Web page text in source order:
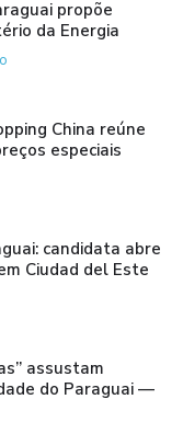
propõe
da Energia
China reúne
especiais
candidata abre
Ciudad del Este
assustam
do Paraguai —